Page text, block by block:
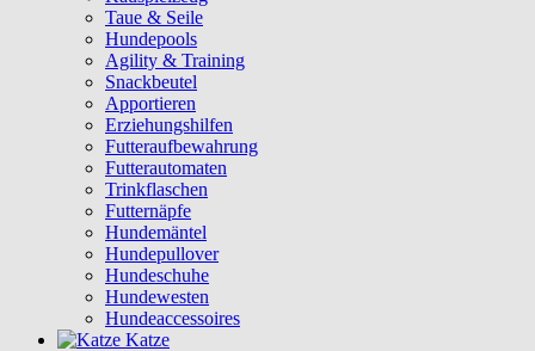
Taue & Seile
Hundepools
Agility & Training
Snackbeutel
Apportieren
Erziehungshilfen
Futteraufbewahrung
Futterautomaten
Trinkflaschen
Futternäpfe
Hundemäntel
Hundepullover
Hundeschuhe
Hundewesten
Hundeaccessoires
Katze